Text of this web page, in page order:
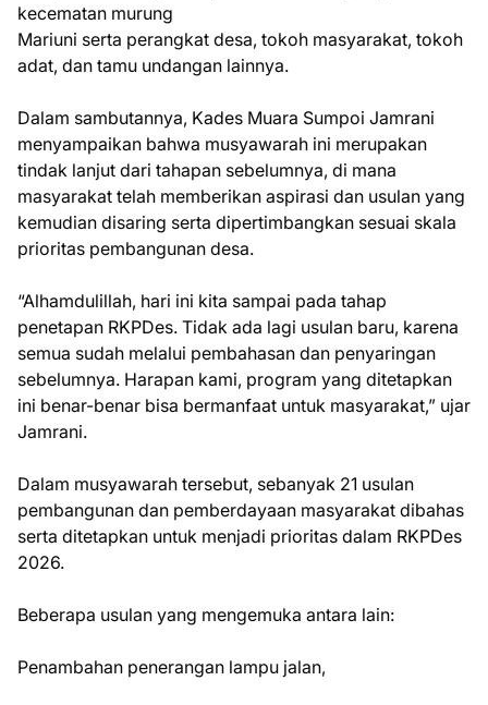
kecematan murung
Mariuni serta perangkat desa, tokoh masyarakat, tokoh
adat, dan tamu undangan lainnya.
Dalam sambutannya, Kades Muara Sumpoi Jamrani
menyampaikan bahwa musyawarah ini merupakan
tindak lanjut dari tahapan sebelumnya, di mana
masyarakat telah memberikan aspirasi dan usulan yang
kemudian disaring serta dipertimbangkan sesuai skala
prioritas pembangunan desa.
“Alhamdulillah, hari ini kita sampai pada tahap
penetapan RKPDes. Tidak ada lagi usulan baru, karena
semua sudah melalui pembahasan dan penyaringan
sebelumnya. Harapan kami, program yang ditetapkan
ini benar-benar bisa bermanfaat untuk masyarakat,” ujar
Jamrani.
Dalam musyawarah tersebut, sebanyak 21 usulan
pembangunan dan pemberdayaan masyarakat dibahas
serta ditetapkan untuk menjadi prioritas dalam RKPDes
2026.
Beberapa usulan yang mengemuka antara lain:
Penambahan penerangan lampu jalan,